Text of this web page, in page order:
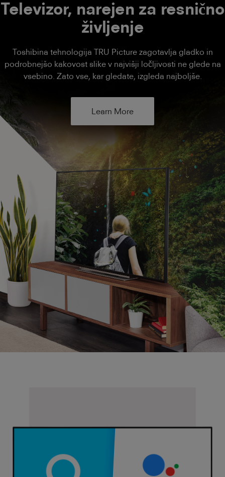
Televizor, narejen za resnično
življenje
Toshibina tehnologija TRU Picture zagotavlja gladko in
podrobnejšo kakovost slike v najvišji ločljivosti ne glede na
vsebino. Zato vse, kar gledate, izgleda najboljše.
Learn More